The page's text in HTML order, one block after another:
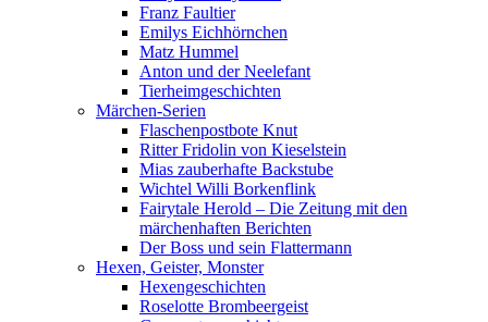
Franz Faultier
Emilys Eichhörnchen
Matz Hummel
Anton und der Neelefant
Tierheimgeschichten
Märchen-Serien
Flaschenpostbote Knut
Ritter Fridolin von Kieselstein
Mias zauberhafte Backstube
Wichtel Willi Borkenflink
Fairytale Herold – Die Zeitung mit den
märchenhaften Berichten
Der Boss und sein Flattermann
Hexen, Geister, Monster
Hexengeschichten
Roselotte Brombeergeist